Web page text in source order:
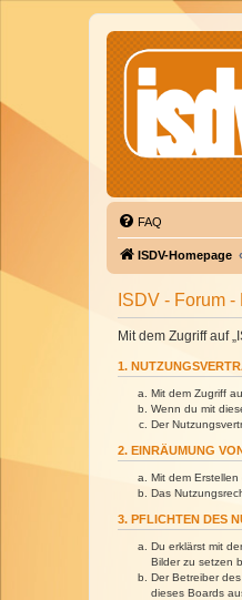
FAQ
ISDV-Homepage
ISDV - Forum
Mit dem Zugriff auf
1.
Mit dem Zugriff
Wenn du mit
Der
2. EINRÄUMUNG
Mit dem
Das
3. PFLICHTEN DES
Du erklärst mit
Bilder zu setzen
Der Betreiber
dieses Boards